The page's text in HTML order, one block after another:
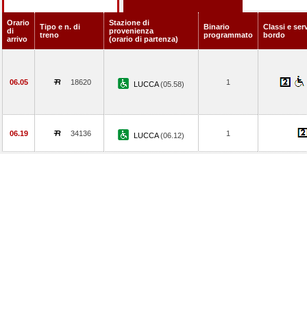
Orario
di
arrivo
Tipo e n. di
treno
Stazione di
provenienza
(orario di partenza)
Binario
programmato
Classi e
bordo
06.05 18620 LUCCA(05.58) 1
06.19 34136 LUCCA(06.12) 1